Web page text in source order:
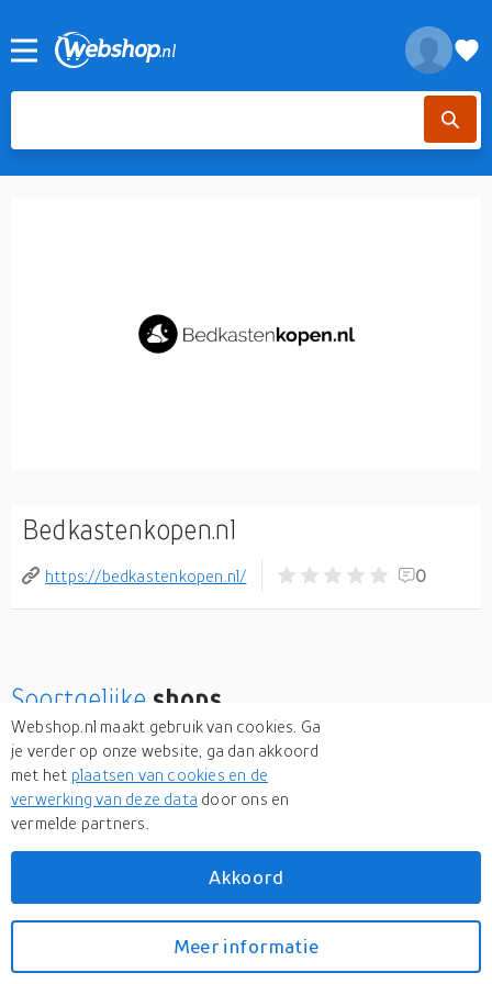
Bedkastenkopen.nl
https://bedkastenkopen.nl/ 0
Soortgelijke shops
Bekijk meer
Webshop.nl maakt gebruik van cookies. Ga
je verder op onze website, ga dan akkoord
met het plaatsen van cookies en de
verwerking van deze data door ons en
vermelde partners.
Akkoord
Meer informatie